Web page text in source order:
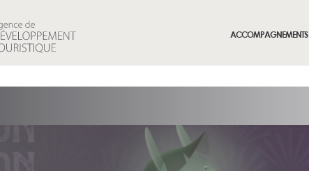
ACCOMPAGNEMENTS